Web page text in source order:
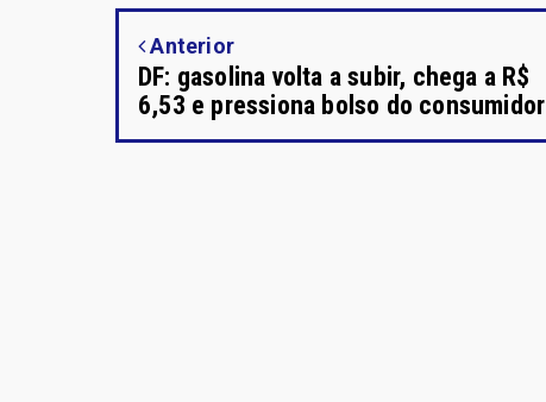
Anterior
DF: gasolina volta a subir, chega a R$
6,53 e pressiona bolso do consumidor